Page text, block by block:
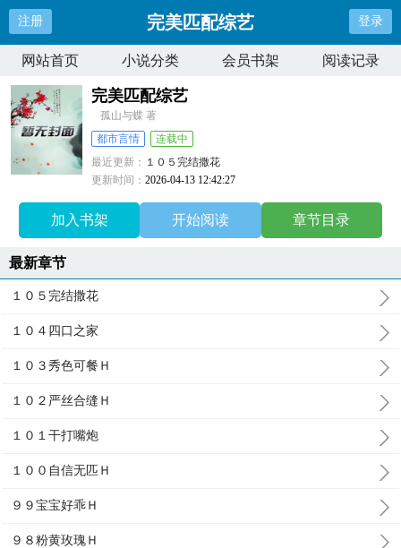
注册 完美匹配综艺 登录
网站首页 小说分类 会员书架 阅读记录
完美匹配综艺
孤山与蝶 著
都市言情
连载中
最近更新： １０５完结撒花
更新时间：2026-04-13 12:42:27
加入书架 开始阅读 章节目录
最新章节
１０５完结撒花
１０４四口之家
１０３秀色可餐Ｈ
１０２严丝合缝Ｈ
１０１干打嘴炮
１００自信无匹Ｈ
９９宝宝好乖Ｈ
９８粉黄玫瑰Ｈ